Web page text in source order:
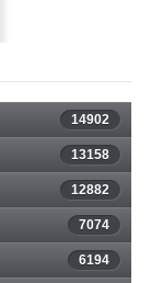
City
14902
13158
12882
7074
6194